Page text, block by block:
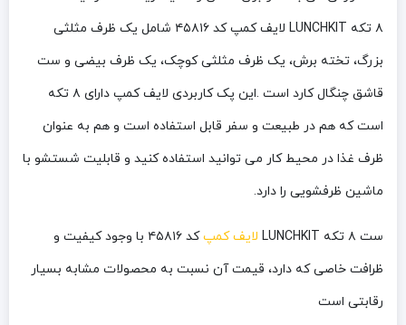
۸ تکه LUNCHKIT لایف کمپ کد ۴۵۸۱۶ شامل یک ظرف مثلثی
بزرگ، تخته برش، یک ظرف مثلثی کوچک، یک ظرف بیضی و ست
قاشق چنگال کارد است .این پک کاربردی لایف کمپ دارای ۸ تکه
است که هم در طبیعت و سفر قابل استفاده است و هم به عنوان
ظرف غذا در محیط کار می توانید استفاده کنید و قابلیت شستشو با
ماشین ظرفشویی را دارد.
ست ۸ تکه LUNCHKIT لایف کمپ
کد ۴۵۸۱۶ با وجود کیفیت و
ظرافت خاصی که دارد، قیمت آن نسبت به محصولات مشابه بسیار
رقابتی است